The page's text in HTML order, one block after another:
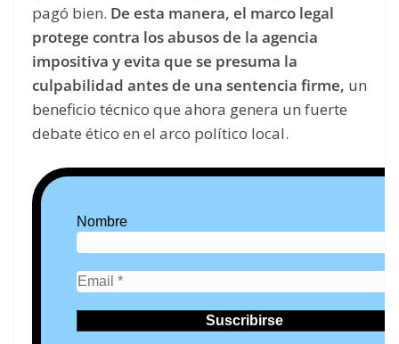
pagó bien. De esta manera, el marco legal
protege contra los abusos de la agencia
impositiva y evita que se presuma la
culpabilidad antes de una sentencia firme, un
beneficio técnico que ahora genera un fuerte
debate ético en el arco político local.
Nombre